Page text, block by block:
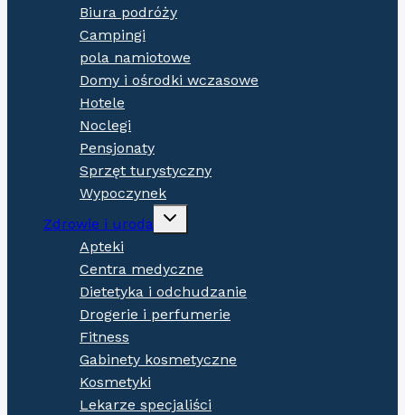
Biura podróży
Campingi
pola namiotowe
Domy i ośrodki wczasowe
Hotele
Noclegi
Pensjonaty
Sprzęt turystyczny
Wypoczynek
Zdrowie i uroda
Expand
Apteki
Centra medyczne
Dietetyka i odchudzanie
Drogerie i perfumerie
Fitness
Gabinety kosmetyczne
Kosmetyki
Lekarze specjaliści